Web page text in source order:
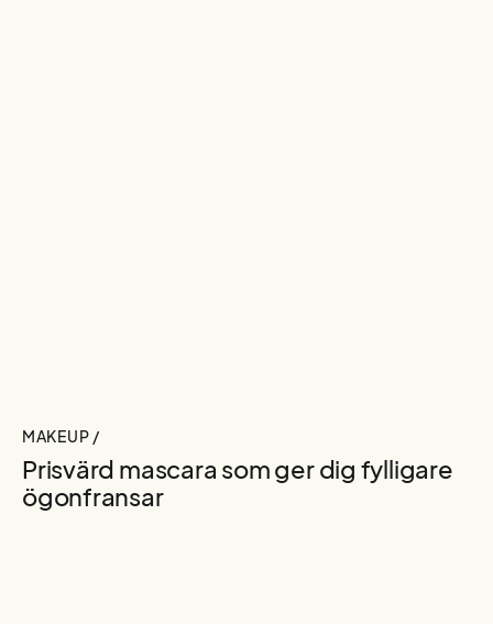
MAKEUP /
Prisvärd mascara som ger dig fylligare
ögonfransar